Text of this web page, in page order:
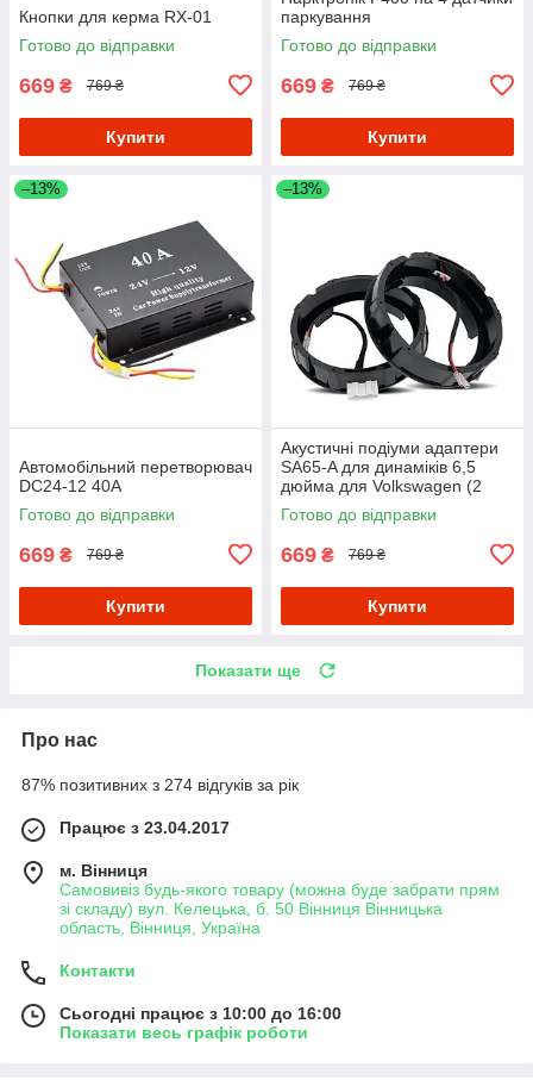
Кнопки для керма RX-01
Готово до відправки
669 ₴ 769 ₴
Купити
паркування
Готово до відправки
669 ₴ 769 ₴
Купити
–13%
Автомобільний перетворювач
DC24-12 40A
Готово до відправки
669 ₴ 769 ₴
Купити
–13%
Акустичні подіуми адаптери
SA65-A для динаміків 6,5
дюйма для Volkswagen (2
штуки)
Готово до відправки
669 ₴ 769 ₴
Купити
Показати ще
Про нас
87% позитивних з 274 відгуків за рік
Працює з 23.04.2017
м. Вінниця
Самовивіз будь-якого товару (можна буде забрати прям
зі складу) вул. Келецька, б. 50 Вінниця Вінницька
область, Вінниця, Україна
Контакти
Сьогодні працює з 10:00 до 16:00
Показати весь графік роботи